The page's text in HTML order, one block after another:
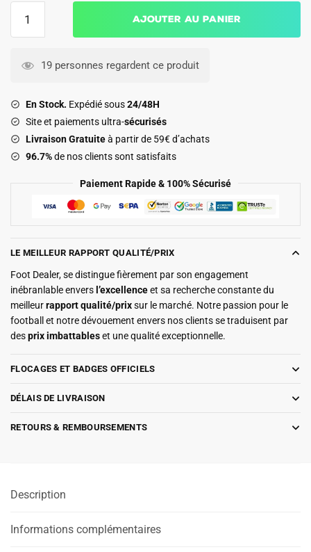
Milan
Domicile
2026
2027
Ajouter au panier
19 personnes regardent ce produit
En Stock. Expédié sous24/48H
Site et paiements ultra-sécurisés
Livraison Gratuiteà partir de 59€ d’achats
96.7%de nos clients sont satisfaits
Paiement Rapide & 100% Sécurisé
LE MEILLEUR RAPPORT QUALITÉ/PRIX
Foot Dealer, se distingue fièrement par son engagement
inébranlable envers l’excellenceet sa recherche constante du
meilleurrapport qualité/prixsur le marché. Notre passion pour le
football et notre dévouement envers nos clients se traduisent par
desprix imbattableset une qualité exceptionnelle.
FLOCAGES ET BADGES OFFICIELS
DÉLAIS DE LIVRAISON
RETOURS & REMBOURSEMENTS
Description
Informations complémentaires